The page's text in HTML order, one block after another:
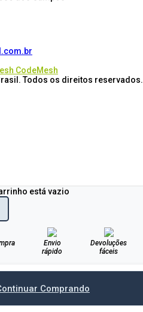
CodeMesh
. Todos os direitos reservados.
está vazio
Envio
rápido
Devoluções
fáceis
Comprando